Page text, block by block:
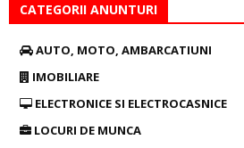
CATEGORII ANUNTURI
AUTO, MOTO, AMBARCATIUNI
IMOBILIARE
ELECTRONICE SI ELECTROCASNICE
LOCURI DE MUNCA